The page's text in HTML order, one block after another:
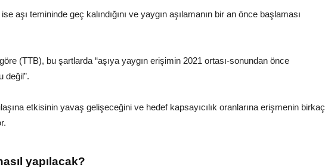
aşı temininde geç kalındığını ve yaygın aşılamanın bir an önce başlaması
(TTB), bu şartlarda “aşıya yaygın erişimin 2021 ortası-sonundan önce
değil”.
etkisinin yavaş gelişeceğini ve hedef kapsayıcılık oranlarına erişmenin birkaç
yapılacak?